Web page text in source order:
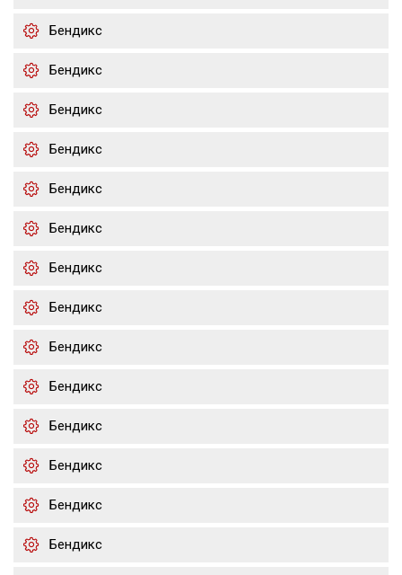
Бендикс
Бендикс
Бендикс
Бендикс
Бендикс
Бендикс
Бендикс
Бендикс
Бендикс
Бендикс
Бендикс
Бендикс
Бендикс
Бендикс